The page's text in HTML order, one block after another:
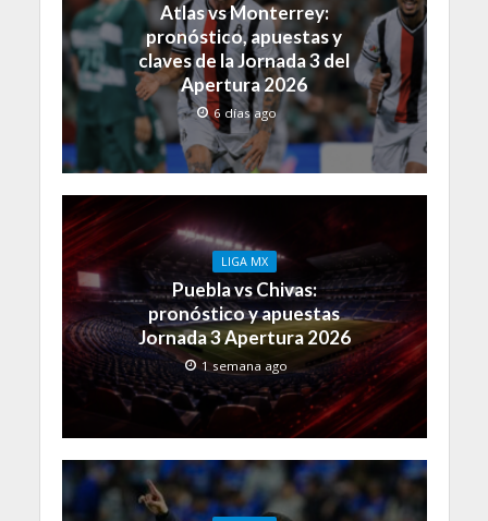
Atlas vs Monterrey:
pronóstico, apuestas y
claves de la Jornada 3 del
Apertura 2026
6 días ago
LIGA MX
Puebla vs Chivas:
pronóstico y apuestas
Jornada 3 Apertura 2026
1 semana ago